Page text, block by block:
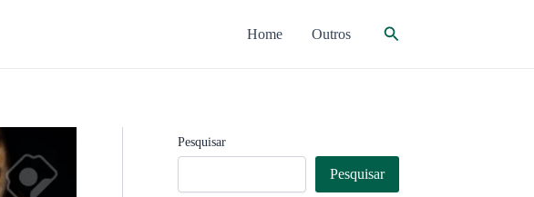
Home Outros Pesquisar
Pesquisar
Pesquisar